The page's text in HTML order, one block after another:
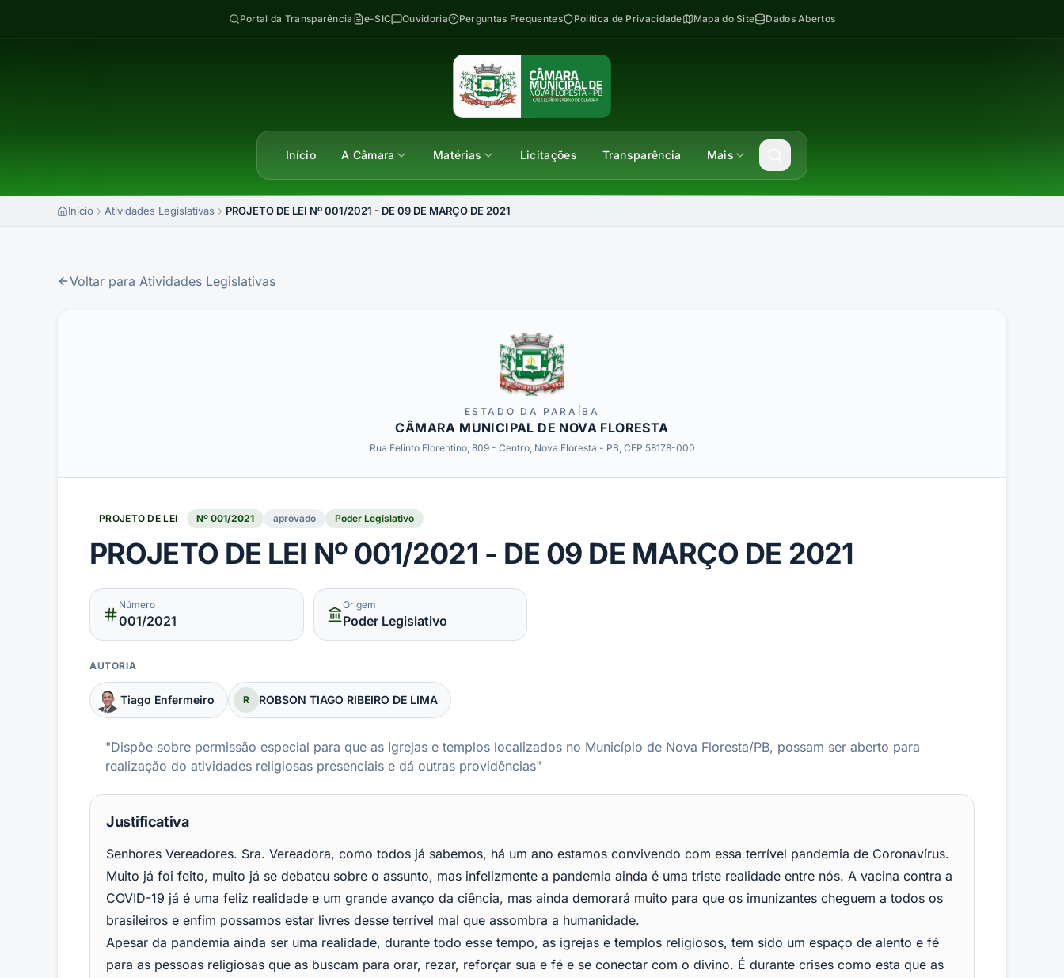
Portal da Transparência e-SIC Ouvidoria Perguntas Frequentes Política de Privacidade Mapa do Site Dados Abertos
Início A Câmara Matérias Licitações Transparência Mais
Início Atividades Legislativas PROJETO DE LEI Nº 001/2021 - DE 09 DE MARÇO DE 2021
Voltar para Atividades Legislativas
ESTADO DA PARAÍBA
CÂMARA MUNICIPAL DE NOVA FLORESTA
Rua Felinto Florentino, 809 - Centro, Nova Floresta - PB, CEP 58178-000
PROJETO DE LEI Nº001/2021 aprovado Poder Legislativo
PROJETO DE LEI Nº 001/2021 - DE 09 DE MARÇO DE 2021
Número
001/2021
Origem
Poder Legislativo
AUTORIA
Tiago Enfermeiro R ROBSON TIAGO RIBEIRO DE LIMA
"Dispõe sobre permissão especial para que as Igrejas e templos localizados no Município de Nova Floresta/PB, possam ser aberto para
realização do atividades religiosas presenciais e dá outras providências"
Justificativa
Senhores Vereadores. Sra. Vereadora, como todos já sabemos, há um ano estamos convivendo com essa terrível pandemia de Coronavírus.
Muito já foi feito, muito já se debateu sobre o assunto, mas infelizmente a pandemia ainda é uma triste realidade entre nós. A vacina contra a
COVID-19 já é uma feliz realidade e um grande avanço da ciência, mas ainda demorará muito para que os imunizantes cheguem a todos os
brasileiros e enfim possamos estar livres desse terrível mal que assombra a humanidade.
Apesar da pandemia ainda ser uma realidade, durante todo esse tempo, as igrejas e templos religiosos, tem sido um espaço de alento e fé
para as pessoas religiosas que as buscam para orar, rezar, reforçar sua e fé e se conectar com o divino. É durante crises como esta que as